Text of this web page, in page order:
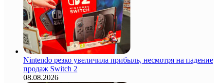
Nintendo резко увеличила прибыль, несмотря на падение
продаж Switch 2
08.08.2026